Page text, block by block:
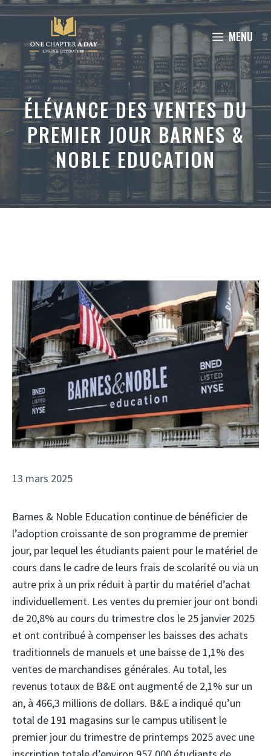
Aller
contenu
MENU
ÉLÉVANCE DES VENTES DU
PREMIER JOUR BARNES &
NOBLE EDUCATION
13 mars 2025
Barnes & Noble Education continue de bénéficier de
l’adoption croissante de son programme de premier
jour, par lequel les étudiants paient pour le matériel de
cours dans le cadre de leurs frais de scolarité ou via un
autre prix à un prix réduit à partir du matériel d’achat
individuellement. Les ventes du premier jour ont bondi
de 20,8% au cours du trimestre clos le 25 janvier 2025
et ont contribué à compenser les baisses des achats
traditionnels de manuels et une baisse de 1,1% des
ventes de marchandises générales. Au total, les
revenus totaux de B&E ont augmenté de 2,1% sur un
an, à 466,3 millions de dollars. B&E a indiqué qu’un
total de 191 magasins sur le campus utilisent le
premier jour du trimestre de printemps 2025 avec une